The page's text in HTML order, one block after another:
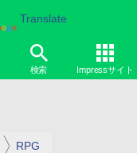
Translate
検索 Impressサイト
RPG